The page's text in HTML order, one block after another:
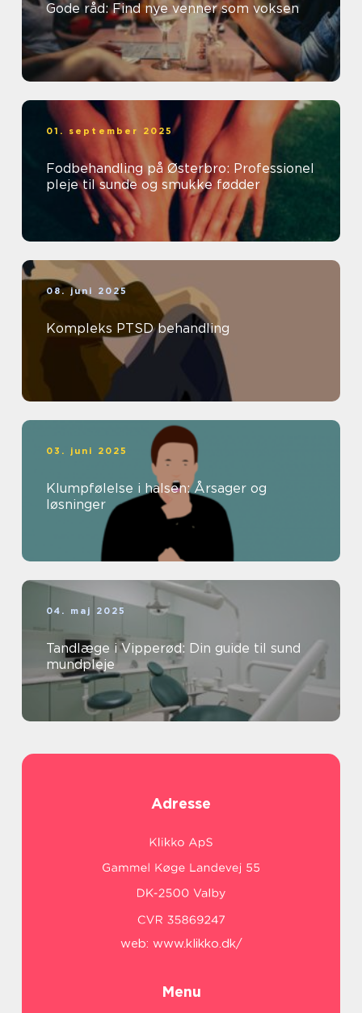
Gode råd: Find nye venner som voksen
01. september 2025
Fodbehandling på Østerbro: Professionel
pleje til sunde og smukke fødder
08. juni 2025
Kompleks PTSD behandling
03. juni 2025
Klumpfølelse i halsen: Årsager og
løsninger
04. maj 2025
Tandlæge i Vipperød: Din guide til sund
mundpleje
Adresse
web: www.klikko.dk/
Menu